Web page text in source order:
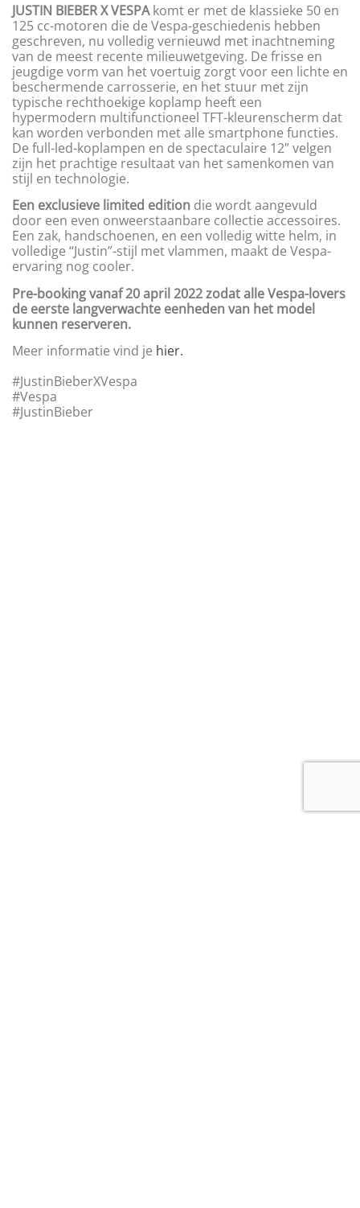
JUSTIN BIEBER X VESPAkomt er met de klassieke 50 en
125 cc-motoren die de Vespa-geschiedenis hebben
geschreven, nu volledig vernieuwd met inachtneming
van de meest recente milieuwetgeving. De frisse en
jeugdige vorm van het voertuig zorgt voor een lichte en
beschermende carrosserie, en het stuur met zijn
typische rechthoekige koplamp heeft een
hypermodern multifunctioneel TFT-kleurenscherm dat
kan worden verbonden met alle smartphone functies.
De full-led-koplampen en de spectaculaire 12″ velgen
zijn het prachtige resultaat van het samenkomen van
stijl en technologie.
Een exclusieve limited edition die wordt aangevuld
door een even onweerstaanbare collectie accessoires.
Een zak, handschoenen, en een volledig witte helm, in
volledige “Justin”-stijl met vlammen, maakt de Vespa-
ervaring nog cooler.
Pre-booking vanaf 20 april 2022 zodat alle Vespa-lovers
de eerste langverwachte eenheden van het model
kunnen reserveren.
Meer informatie vind je hier.
#JustinBieberXVespa
#Vespa
#JustinBieber